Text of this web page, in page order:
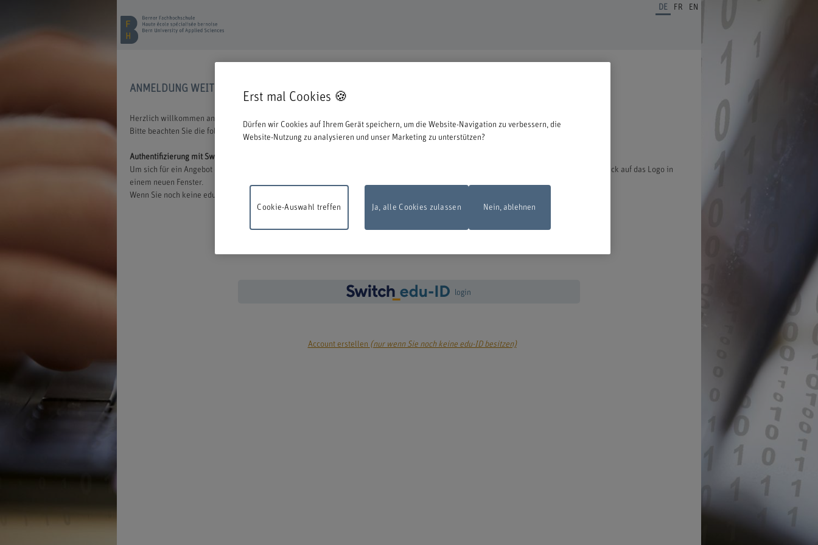
DE FR EN
ANMELDUNG WEITERBILDUNG
Herzlich willkommen an der BFH. Wir freuen uns, dass Sie sich für eine Aus- oder Weiterbildung bei uns entschieden haben.
Bitte beachten Sie die folgenden Informationen zum Start des Anmeldeprozesses:
Authentifizierung mit Switch edu-ID
Um sich für ein Angebot der BFH anmelden zu können, müssen Sie sich mit der edu-ID von Switch anmelden. Das Loginfenster öffnet bei Klick auf das Logo in
einem neuen Fenster.
Wenn Sie noch keine edu-ID besitzen, können Sie diese direkt bei Switch erstellen.
login
Account erstellen (nur wenn Sie noch keine edu-ID besitzen)
Erst mal Cookies 🍪
Dürfen wir Cookies auf Ihrem Gerät speichern, um die Website-Navigation zu verbessern, die
Website-Nutzung zu analysieren und unser Marketing zu unterstützen?
Ja, alle Cookies zulassen
Cookie-Auswahl treffen Nein, ablehnen